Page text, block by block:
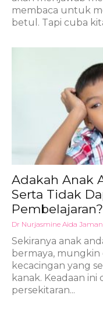
membaca untuk
betul. Tapi cuba
Adakah Anak
Serta Tidak
Pembelajaran?
Dr Nurjasmine Aida
Sekiranya anak
bermaya, mungkin
kecacingan yang
kanak. Keadaan
persekitaran...